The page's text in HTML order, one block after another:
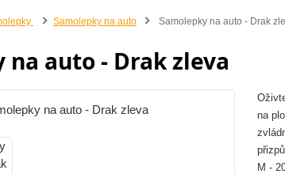
Samolepky na auto Samolepky na auto - Drak
na auto - Drak zleva
na
M -